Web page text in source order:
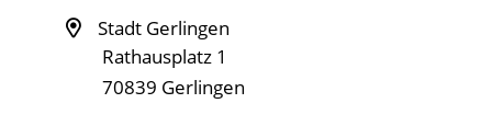
Stadt Gerlingen
Rathausplatz 1
70839 Gerlingen